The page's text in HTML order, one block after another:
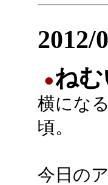
2012/
●ね
横にな
頃。
今日の